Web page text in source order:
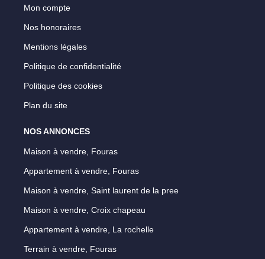
Mon compte
Nos honoraires
Mentions légales
Politique de confidentialité
Politique des cookies
Plan du site
NOS ANNONCES
Maison à vendre, Fouras
Appartement à vendre, Fouras
Maison à vendre, Saint laurent de la pree
Maison à vendre, Croix chapeau
Appartement à vendre, La rochelle
Terrain à vendre, Fouras